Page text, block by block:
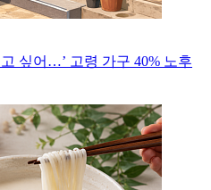
싶어…’ 고령 가구 40% 노후